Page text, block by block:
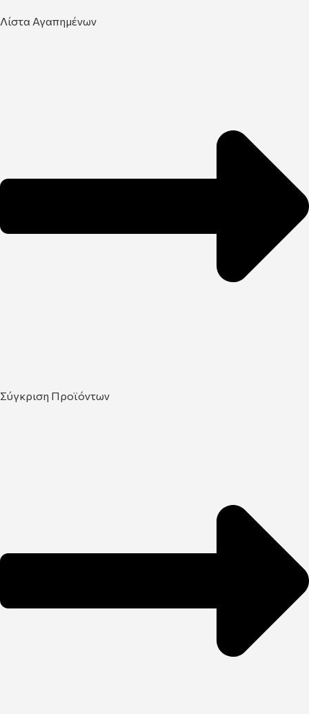
Λίστα Αγαπημένων
Σύγκριση Προϊόντων